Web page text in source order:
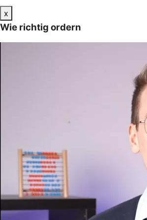
x
Wie richtig ordern